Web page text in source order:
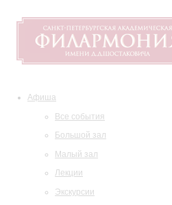
Афиша
Все события
Большой зал
Малый зал
Лекции
Экскурсии